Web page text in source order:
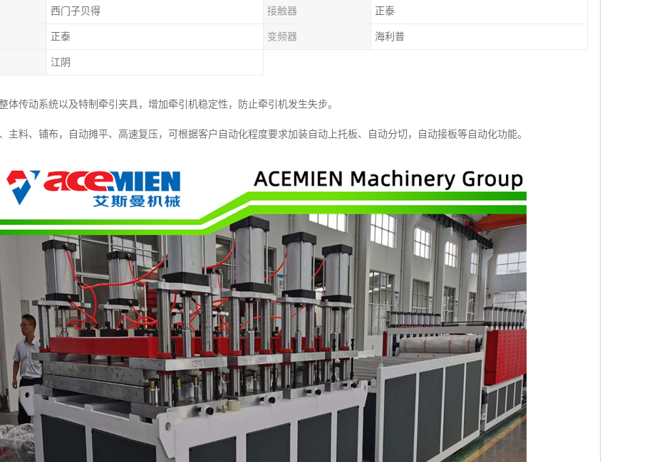
西门子贝得 接触器 正泰
正泰 变频器 海利普
江阴
体传动系统以及特制牵引夹具，增加牵引机稳定性，防止牵引机发生失步。
主料、铺布，自动摊平、高速复压，可根据客户自动化程度要求加装自动上托板、自动分切，自动接板等自动化功能。